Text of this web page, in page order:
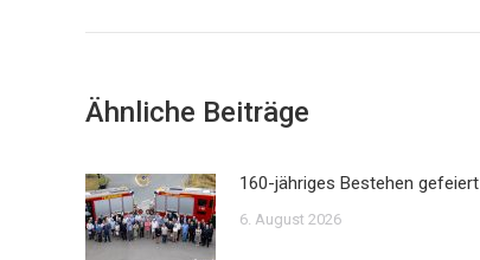
Ähnliche Beiträge
160-jähriges Bestehen gefeiert
6. August 2026